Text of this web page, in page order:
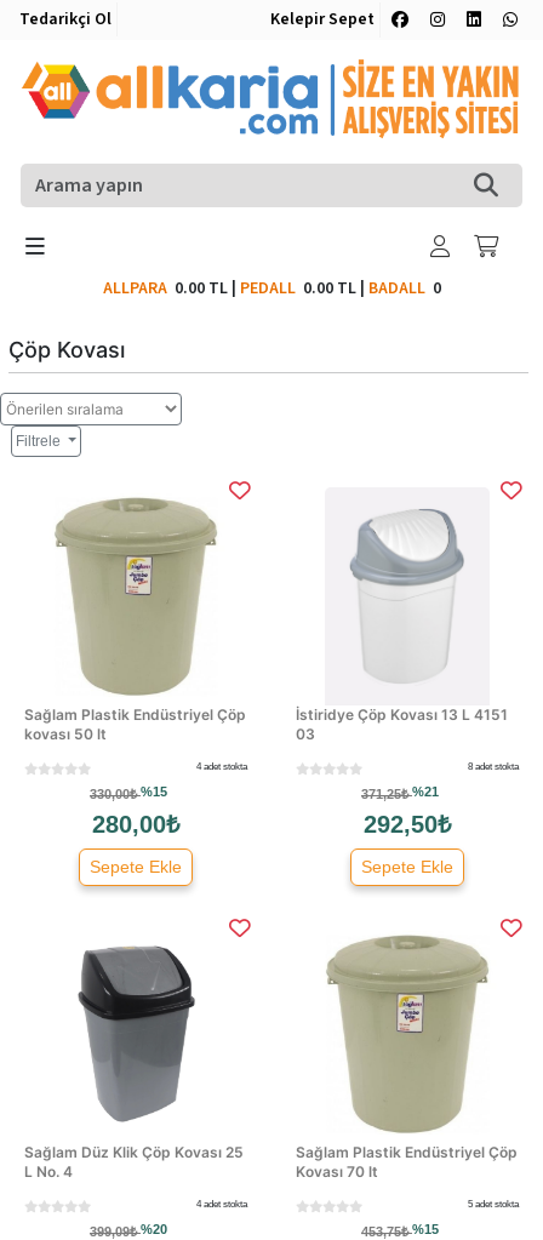
Tedarikçi Ol Kelepir Sepet
ALLPARA 0.00 TL| PEDALL 0.00 TL| BADALL0
Çöp Kovası
Filtrele
Sağlam Plastik Endüstriyel Çöp
kovası 50 lt
4 adet stokta
330,00₺%15
280,00₺
Sepete Ekle
İstiridye Çöp Kovası 13 L 4151
03
8 adet stokta
371,25₺%21
292,50₺
Sepete Ekle
Sağlam Düz Klik Çöp Kovası 25
L No. 4
4 adet stokta
399,09₺%20
Sağlam Plastik Endüstriyel Çöp
Kovası 70 lt
5 adet stokta
453,75₺%15